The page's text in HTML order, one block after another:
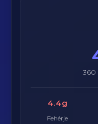
360
4.4g
Fehérje